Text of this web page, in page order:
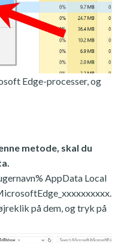
Edge-processer, og
metode, skal du
AppData Local
på dem, og tryk på